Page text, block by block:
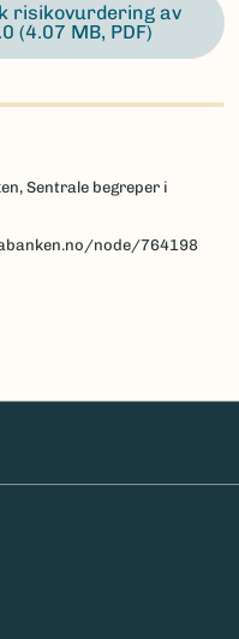
risikovurdering av
(4.07 MB, PDF)
Sentrale begreper i
node/764198